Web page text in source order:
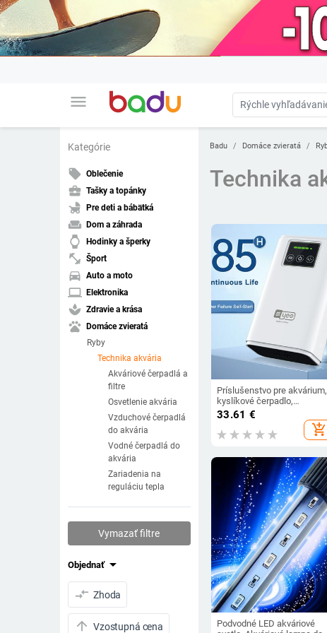
menu
Kategórie
local_offer Oblečenie
business_center Tašky a topánky
child_friendly Pre deti a bábätká
weekend Dom a záhrada
watch Hodinky a šperky
fitness_center Šport
directions_car Auto a moto
laptop Elektronika
spa Zdravie a krása
pets
Domáce zvieratá
Ryby
Technika akvária
Akváriové čerpadlá a
filtre
Osvetlenie akvária
Vzduchové čerpadlá
do akvária
Vodné čerpadlá do
akvária
Zariadenia na
reguláciu tepla
Vymazať filtre
Objednaťarrow_drop_down
compare_arrows Zhoda
arrow_upward Vzostupná cena
Badu Domáce zvieratá
Technika
Príslušenstvo pre akvárium,
kyslíkové čerpadlo,
nabíjanie, dvojúčelové
vzduchové čerpadlo, USB,
lítiová batéria, prenosné,
stlmené, vonkajšie, rybolov
33.61 €
add_shopping_cart
Podvodné LED akváriové